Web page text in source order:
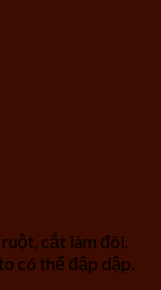
cắt làm đôi.
có thể đập dập.